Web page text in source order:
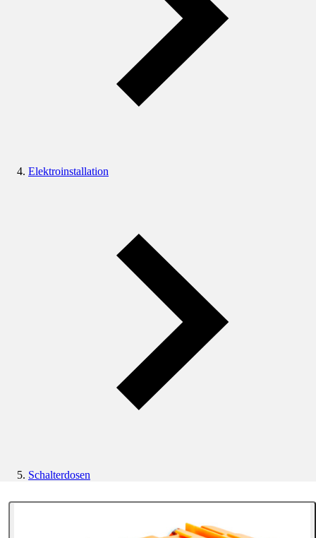
Elektroinstallation
Schalterdosen